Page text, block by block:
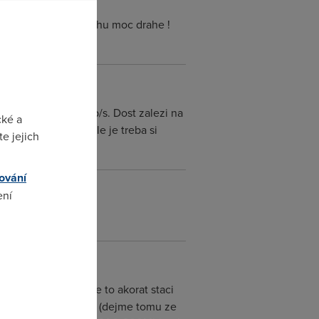
siti ? Trochu moc drahe !
bylo temer 780Mb/s. Dost zalezi na
u tech 400. Dale je treba si
framu.
1064Mbit/s tzn, ze to akorat staci
pod 600Mbit (dejme tomu ze
a
jejich